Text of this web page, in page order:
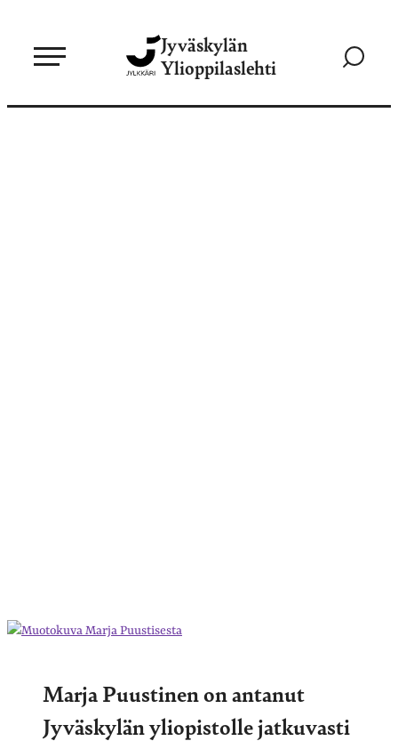
sisältöön
Jyväskylän
Ylioppilaslehti
Siirry
Marja Puustinen on antanut
Jyväskylän yliopistolle jatkuvasti